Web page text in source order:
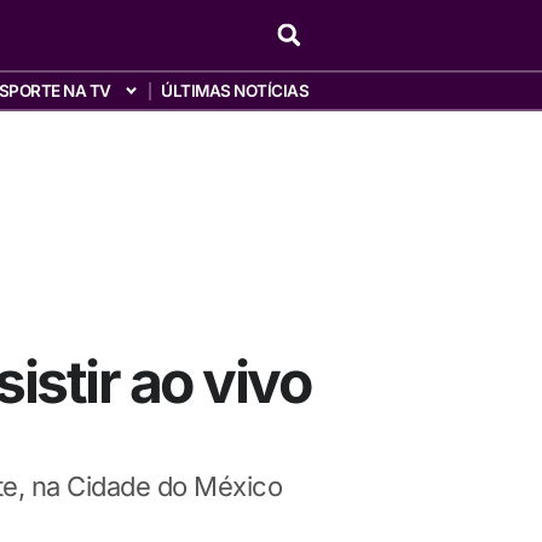
NA TV ÚLTIMAS NOTÍCIAS
ao vivo
na Cidade do México